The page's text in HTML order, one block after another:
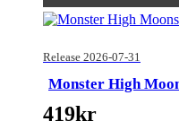
Release 2026-07-31
Monster High
419kr